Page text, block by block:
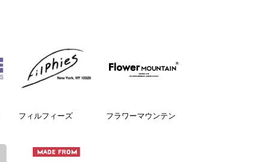
フィルフィーズ フラワーマウンテン